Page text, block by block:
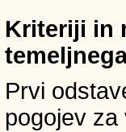
Kriteriji in
Prvi
pogojev za